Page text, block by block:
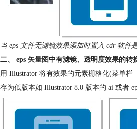
当 eps 文件无滤镜效果添加时置入 cdr 软件
二、 eps 矢量图中有滤镜、透明度效果的转
用 Illustrator 将有效果的元素栅格化(菜单
存为低版本如 Illustrator 8.0 版本的 ai 或者